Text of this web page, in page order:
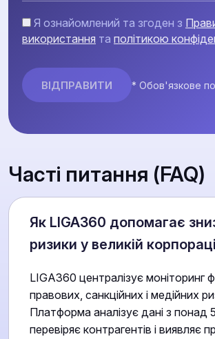
Я ознайомлений та згоден з
використання та політикою
* Обов'язкове
Часті питання (FAQ)
Як LIGA360 допомагає
ризики у великій
LIGA360 централізує моніторинг
правових, санкційних і медійних
Платформа аналізує дані з понад
перевіряє контрагентів і виявляє